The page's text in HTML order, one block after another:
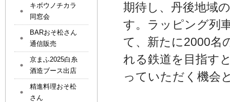
期待し、丹後地域
す。ラッピング列
て、新たに2000名
れる鉄道を目指す
っていただく機会
キボウノチカラ
同窓会
BARおそ松さん
通信販売
京まふ2025白糸
酒造ブース出店
精進料理おそ松
さん